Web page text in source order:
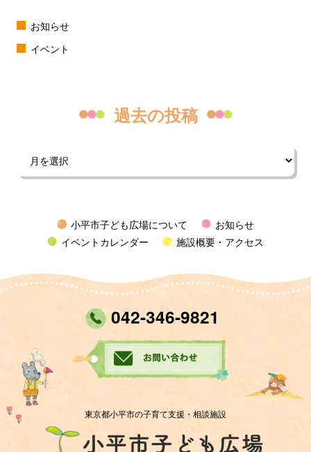
お知らせ
イベント
過去の投稿
小平市子ども広場について
お知らせ
イベントカレンダー
施設概要・アクセス
042-346-9821
東京都小平市の子育て支援・相談施設